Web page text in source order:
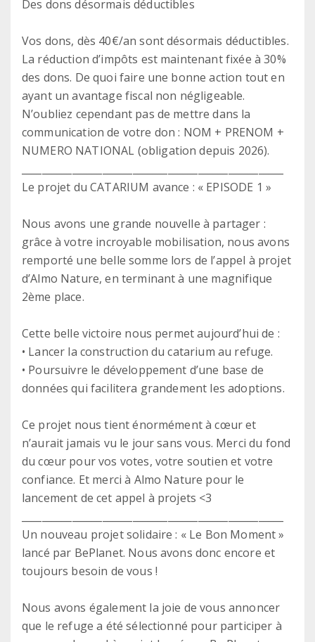
Des dons désormais déductibles
Vos dons, dès 40€/an sont désormais déductibles.
La réduction d’impôts est maintenant fixée à 30%
des dons. De quoi faire une bonne action tout en
ayant un avantage fiscal non négligeable.
N’oubliez cependant pas de mettre dans la
communication de votre don : NOM + PRENOM +
NUMERO NATIONAL (obligation depuis 2026).
Le projet du CATARIUM avance : « EPISODE 1 »
Nous avons une grande nouvelle à partager :
grâce à votre incroyable mobilisation, nous avons
remporté une belle somme lors de l’appel à projet
d’Almo Nature, en terminant à une magnifique
2ème place.
Cette belle victoire nous permet aujourd’hui de :
• Lancer la construction du catarium au refuge.
• Poursuivre le développement d’une base de
données qui facilitera grandement les adoptions.
Ce projet nous tient énormément à cœur et
n’aurait jamais vu le jour sans vous. Merci du fond
du cœur pour vos votes, votre soutien et votre
confiance. Et merci à Almo Nature pour le
lancement de cet appel à projets <3
Un nouveau projet solidaire : « Le Bon Moment »
lancé par BePlanet. Nous avons donc encore et
toujours besoin de vous !
Nous avons également la joie de vous annoncer
que le refuge a été sélectionné pour participer à